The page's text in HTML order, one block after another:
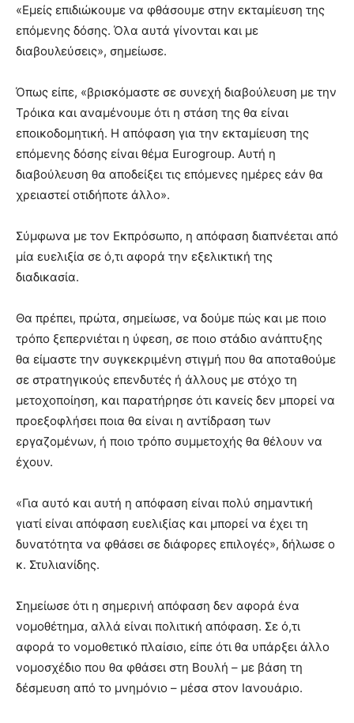
«Εμείς επιδιώκουμε να φθάσουμε στην εκταμίευση της
επόμενης δόσης. Όλα αυτά γίνονται και με
διαβουλεύσεις», σημείωσε.
Όπως είπε, «βρισκόμαστε σε συνεχή διαβούλευση με την
Τρόικα και αναμένουμε ότι η στάση της θα είναι
εποικοδομητική. Η απόφαση για την εκταμίευση της
επόμενης δόσης είναι θέμα Eurogroup. Αυτή η
διαβούλευση θα αποδείξει τις επόμενες ημέρες εάν θα
χρειαστεί οτιδήποτε άλλο».
Σύμφωνα με τον Εκπρόσωπο, η απόφαση διαπνέεται από
μία ευελιξία σε ό,τι αφορά την εξελικτική της
διαδικασία.
Θα πρέπει, πρώτα, σημείωσε, να δούμε πώς και με ποιο
τρόπο ξεπερνιέται η ύφεση, σε ποιο στάδιο ανάπτυξης
θα είμαστε την συγκεκριμένη στιγμή που θα αποταθούμε
σε στρατηγικούς επενδυτές ή άλλους με στόχο τη
μετοχοποίηση, και παρατήρησε ότι κανείς δεν μπορεί να
προεξοφλήσει ποια θα είναι η αντίδραση των
εργαζομένων, ή ποιο τρόπο συμμετοχής θα θέλουν να
έχουν.
«Για αυτό και αυτή η απόφαση είναι πολύ σημαντική
γιατί είναι απόφαση ευελιξίας και μπορεί να έχει τη
δυνατότητα να φθάσει σε διάφορες επιλογές», δήλωσε ο
κ. Στυλιανίδης.
Σημείωσε ότι η σημερινή απόφαση δεν αφορά ένα
νομοθέτημα, αλλά είναι πολιτική απόφαση. Σε ό,τι
αφορά το νομοθετικό πλαίσιο, είπε ότι θα υπάρξει άλλο
νομοσχέδιο που θα φθάσει στη Βουλή – με βάση τη
δέσμευση από το μνημόνιο – μέσα στον Ιανουάριο.